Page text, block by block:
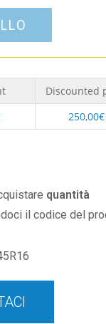
Discounted
250,00€
quantità
il codice del